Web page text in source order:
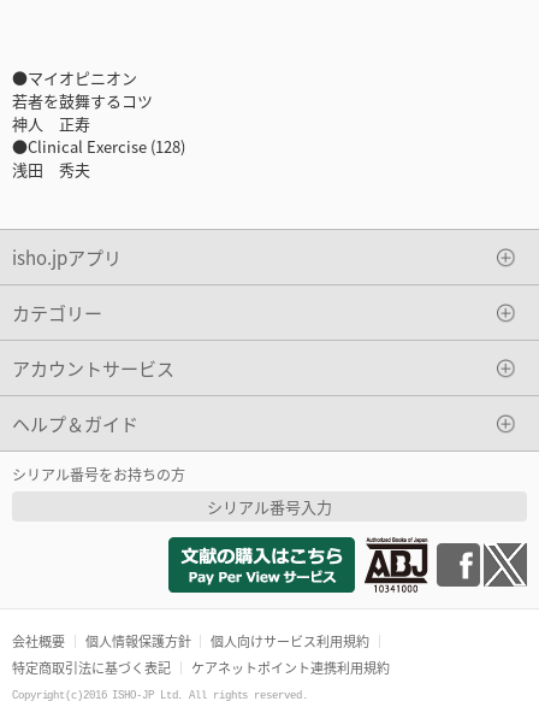
●マイオピニオン
若者を鼓舞するコツ
神人 正寿
●Clinical Exercise (128)
浅田 秀夫
isho.jpアプリ
カテゴリー
アカウントサービス
ヘルプ＆ガイド
シリアル番号をお持ちの方
シリアル番号入力
会社概要 個人情報保護方針
個人向けサービス利用規約
特定商取引法に基づく表記
ケアネットポイント連携利用規約
Copyright(c)2016 ISHO-JP Ltd. All rights reserved.